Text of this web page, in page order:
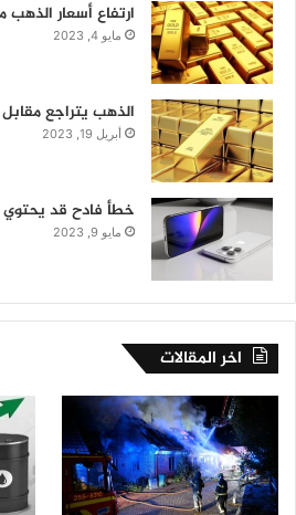
ارتفاع أسعار الذهب
مايو 4, 2023
الذهب يتراجع مقابل
أبريل 19, 2023
خطأ فادح قد يحتوي
مايو 9, 2023
اخر المقالات